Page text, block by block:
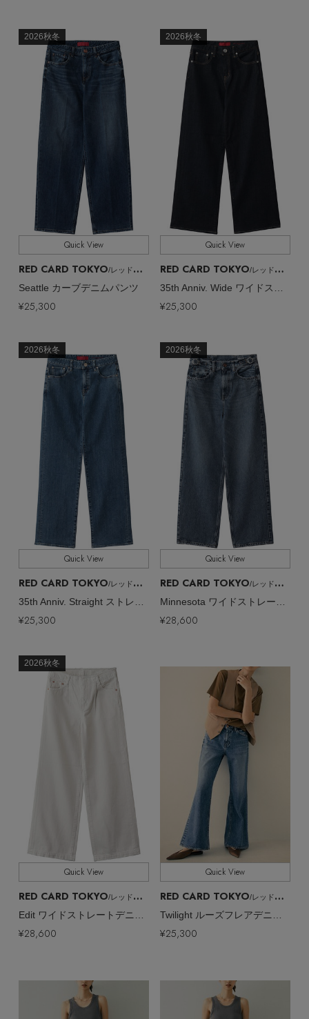
Stay in the Loop
ELLE SHOP 公式アプリ
2026秋冬
Quick View
RED CARD TOKYO/レッドカード トーキョー
Seattle カーブデニムパンツ
¥25,300
2026秋冬
Quick View
RED CARD TOKYO/レッドカード トーキョー
35th Anniv. Wide ワイドストレートデニムパンツ
¥25,300
2026秋冬
Quick View
RED CARD TOKYO/レッドカード トーキョー
¥25,300
2026秋冬
Quick View
RED CARD TOKYO/レッドカード トーキョー
¥28,600
2026秋冬
Quick View
RED CARD TOKYO/レッドカード トーキョー
¥28,600
Quick View
RED CARD TOKYO/レッドカード トーキョー
¥25,300